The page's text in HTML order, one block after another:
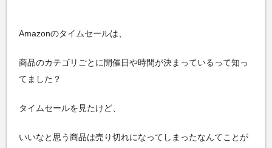
Amazonのタイムセールは、
商品のカテゴリごとに開催日や時間が決まっているって知っ
てました？
タイムセールを見たけど、
いいなと思う商品は売り切れになってしまったなんてことが